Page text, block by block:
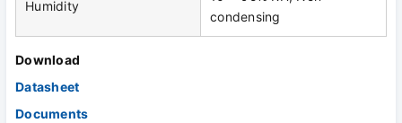
Humidity
condensing
Download
Datasheet
Documents